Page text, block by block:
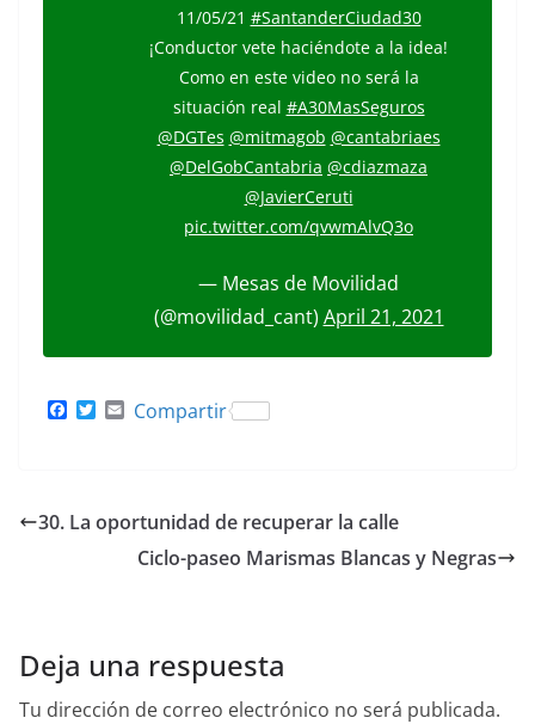
11/05/21 #SantanderCiudad30
¡Conductor vete haciéndote a la idea!
Como en este video no será la
situación real #A30MasSeguros
@DGTes @mitmagob @cantabriaes
@DelGobCantabria @cdiazmaza
@JavierCeruti
pic.twitter.com/qvwmAlvQ3o
— Mesas de Movilidad
(@movilidad_cant) April 21, 2021
o
T
r
Compartir
30. La oportunidad de recuperar la calle
Ciclo-paseo Marismas Blancas y Negras
Deja una respuesta
Tu dirección de correo electrónico no será publicada.